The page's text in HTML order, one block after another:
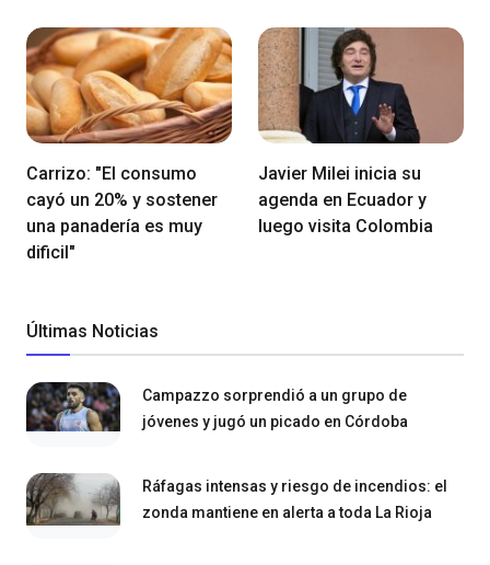
Carrizo: "El consumo
cayó un 20% y sostener
una panadería es muy
dificil"
Javier Milei inicia su
agenda en Ecuador y
luego visita Colombia
Últimas Noticias
Campazzo sorprendió a un grupo de
jóvenes y jugó un picado en Córdoba
Ráfagas intensas y riesgo de incendios: el
zonda mantiene en alerta a toda La Rioja